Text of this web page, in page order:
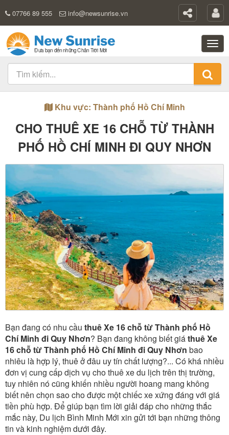
07766 89 555 info@newsunrise.vn
Khu vực: Thành phố Hồ Chí Minh
CHO THUÊ XE 16 CHỖ TỪ THÀNH
PHỐ HỒ CHÍ MINH ĐI QUY NHƠN
Bạn đang có nhu cầu thuê Xe 16 chỗ từ Thành phố Hồ
Chí Minh đi Quy Nhơn? Bạn đang không biết giáthuê Xe
16 chỗ từ Thành phố Hồ Chí Minh đi Quy Nhơn bao
nhiêu là hợp lý, thuê ở đâu uy tín chất lượng?... Có khá nhiều
đơn vị cung cấp dịch vụ cho thuê xe du lịch trên thị trường,
tuy nhiên nó cũng khiến nhiều người hoang mang không
biết nên chọn sao cho được một chiếc xe xứng đáng với giá
tiền phù hợp. Để giúp bạn tìm lời giải đáp cho những thắc
mắc này, Du lịch Bình Minh Mới xin gửi tới bạn những thông
tin và kinh nghiệm dưới đây.